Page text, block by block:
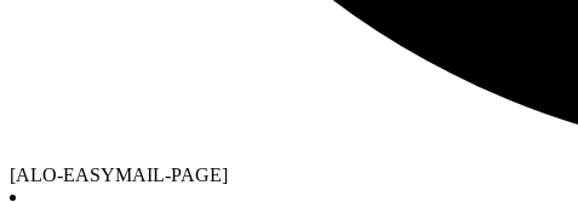
[ALO-EASYMAIL-PAGE]